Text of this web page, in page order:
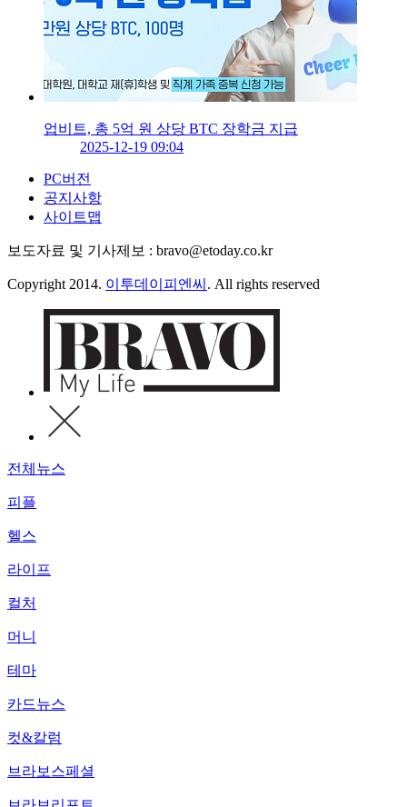
업비트, 총 5억 원 상당 BTC 장학금 지급
2025-12-19 09:04
PC버전
공지사항
사이트맵
보도자료 및 기사제보 : bravo@etoday.co.kr
Copyright 2014. 이투데이피엔씨 . All rights reserved
전체뉴스
피플
헬스
라이프
컬처
머니
테마
카드뉴스
컷&칼럼
브라보스페셜